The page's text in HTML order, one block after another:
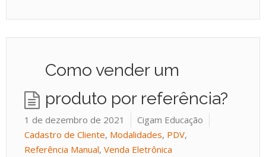
Como vender um
produto por referência?
1 de dezembro de 2021
Cigam Educação
Cadastro de Cliente, Modalidades, PDV,
Referência Manual, Venda Eletrônica